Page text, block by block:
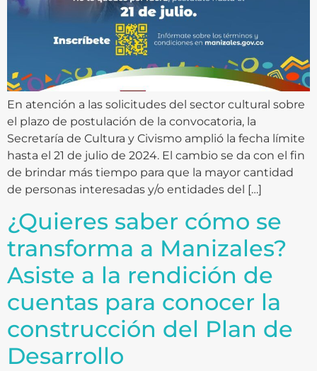
En atención a las solicitudes del sector cultural sobre
el plazo de postulación de la convocatoria, la
Secretaría de Cultura y Civismo amplió la fecha límite
hasta el 21 de julio de 2024. El cambio se da con el fin
de brindar más tiempo para que la mayor cantidad
de personas interesadas y/o entidades del […]
¿Quieres saber cómo se
transforma a Manizales?
Asiste a la rendición de
cuentas para conocer la
construcción del Plan de
Desarrollo